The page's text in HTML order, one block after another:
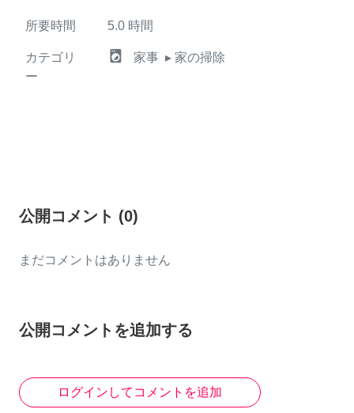
所要時間 5.0 時間
カテゴリ
ー
local_laundry_service 家事 ▸ 家の掃除
公開コメント (0)
まだコメントはありません
公開コメントを追加する
ログインしてコメントを追加